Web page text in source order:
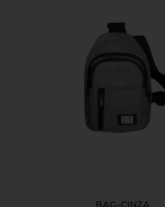
BAG-CINZA